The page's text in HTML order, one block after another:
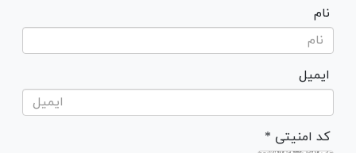
نام
ایمیل
* کد امنیتی